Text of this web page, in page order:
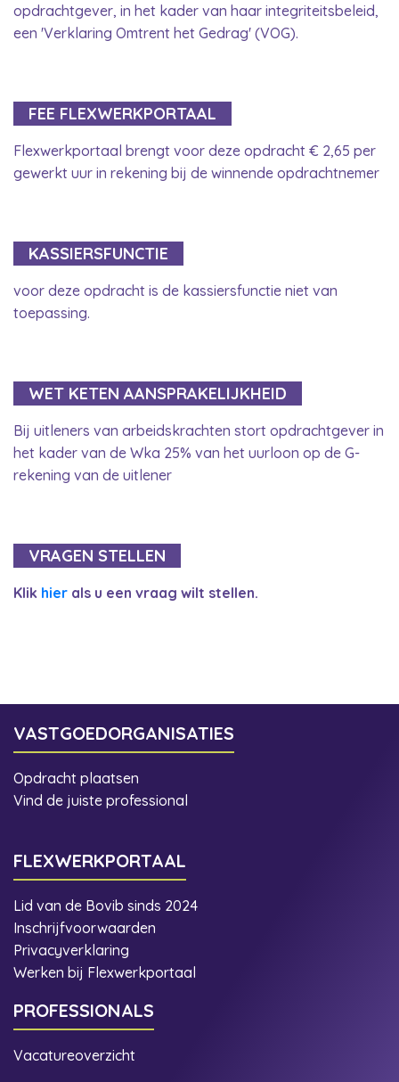
opdrachtgever, in het kader van haar integriteitsbeleid,
een 'Verklaring Omtrent het Gedrag' (VOG).
FEE FLEXWERKPORTAAL
Flexwerkportaal brengt voor deze opdracht € 2,65 per
gewerkt uur in rekening bij de winnende opdrachtnemer
KASSIERSFUNCTIE
voor deze opdracht is de kassiersfunctie niet van
toepassing.
WET KETEN AANSPRAKELIJKHEID
Bij uitleners van arbeidskrachten stort opdrachtgever in
het kader van de Wka 25% van het uurloon op de G-
rekening van de uitlener
VRAGEN STELLEN
Klik hier als u een vraag wilt stellen.
VASTGOEDORGANISATIES
Opdracht plaatsen
Vind de juiste professional
FLEXWERKPORTAAL
Lid van de Bovib sinds 2024
Inschrijfvoorwaarden
Privacyverklaring
Werken bij Flexwerkportaal
PROFESSIONALS
Vacatureoverzicht